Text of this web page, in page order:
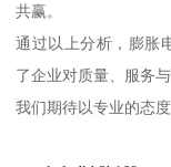
共赢。
通过以上分析，膨胀
了企业对质量、服务
我们期待以专业的态